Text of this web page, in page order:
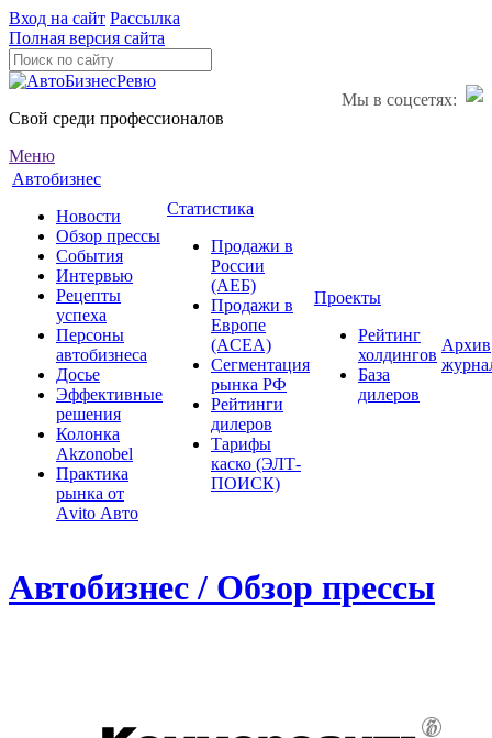
Вход на сайт Рассылка
Полная версия сайта
Мы в соцсетях:
Свой среди профессионалов
Меню
Автобизнес
Новости
Обзор прессы
События
Интервью
Рецепты
успеха
Персоны
автобизнеса
Досье
Эффективные
решения
Колонка
Akzonobel
Практика
рынка от
Аvito Авто
Статистика
Продажи в
России
(АЕБ)
Продажи в
Европе
(ACEA)
Сегментация
рынка РФ
Рейтинги
дилеров
Тарифы
каско (ЭЛТ-
ПОИСК)
Проекты
Рейтинг
холдингов
База
дилеров
Архив
Автобизнес / Обзор прессы